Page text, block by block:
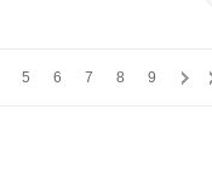
5 6 7 8 9